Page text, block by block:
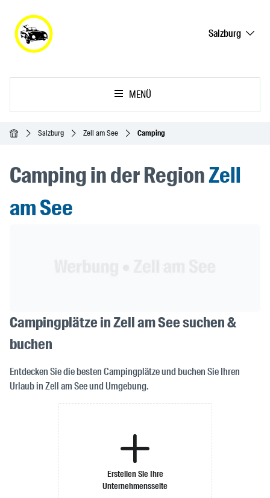
Salzburg
MENÜ
StartseiteSalzburg Zell am See Camping
Camping in der RegionZell
am See
Campingplätze in Zell am See suchen &
buchen
Entdecken Sie die besten Campingplätze und buchen Sie Ihren
Urlaub in Zell am See und Umgebung.
Erstellen Sie Ihre
Unternehmensseite